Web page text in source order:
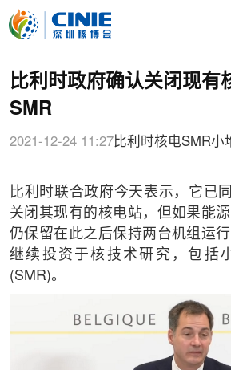
比利时政府确认关闭现有
SMR
2021-12-24 11:27比利时核电SMR小
比利时联合政府今天表示，它已
关闭其现有的核电站，但如果能
仍保留在此之后保持两台机组运
继续投资于核技术研究，包括
(SMR)。